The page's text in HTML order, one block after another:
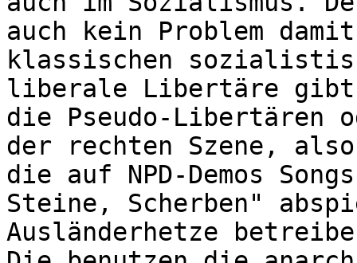
auch kein Problem
klassischen
liberale Libertäre
die Pseudo-Libertären
der rechten Szene,
die auf NPD-Demos
Steine, Scherben"
Ausländerhetze